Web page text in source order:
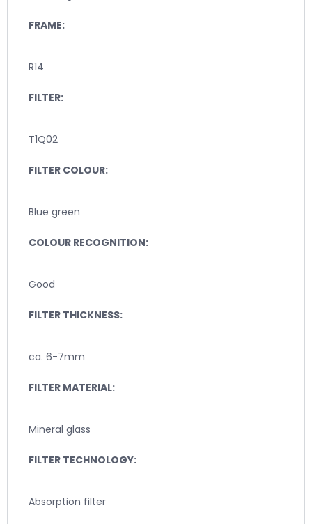
FRAME:
R14
FILTER:
T1Q02
FILTER COLOUR:
Blue green
COLOUR RECOGNITION:
Good
FILTER THICKNESS:
ca. 6-7mm
FILTER MATERIAL:
Mineral glass
FILTER TECHNOLOGY:
Absorption filter